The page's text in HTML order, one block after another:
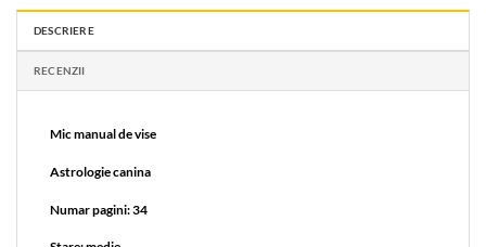
DESCRIERE
RECENZII
Mic manual de vise
Astrologie canina
Numar pagini: 34